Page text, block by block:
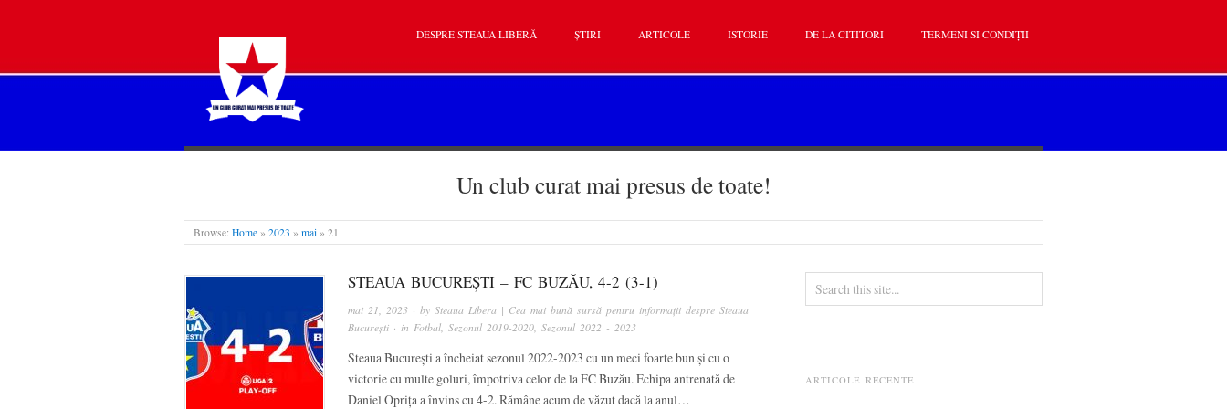
STEAUA LIBERĂ
DESPRE STEAUA LIBERĂ ȘTIRI ARTICOLE ISTORIE DE LA CITITORI TERMENI SI CONDIȚII
Un club curat mai presus de toate!
Browse: Home » 2023 » mai » 21
STEAUA BUCUREȘTI – FC BUZĂU, 4-2 (3-1)
mai 21, 2023 · by Steaua Libera | Cea mai bună sursă pentru informații despre Steaua
București · in Fotbal, Sezonul 2019-2020, Sezonul 2022 - 2023
Steaua București a încheiat sezonul 2022-2023 cu un meci foarte bun și cu o
victorie cu multe goluri, împotriva celor de la FC Buzău. Echipa antrenată de
Daniel Oprița a învins cu 4-2. Rămâne acum de văzut dacă la anul…
ARTICOLE RECENTE